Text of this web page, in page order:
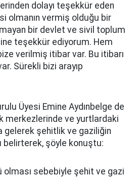
dolayı teşekkür eden
olmanın vermiş olduğu bir
bir devlet ve sivil toplum
teşekkür ediyorum. Hem
verilmiş itibar var. Bu itibarı
Sürekli bizi arayıp
Üyesi Emine Aydınbelge de
merkezlerinde ve yurtlardaki
gelerek şehitlik ve gaziliğin
belirterek, şöyle konuştu:
olması sebebiyle şehit ve gazi